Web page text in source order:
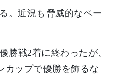
。近況も脅威的なペー
勝戦2着に終わったが、
カップで優勝を飾るな